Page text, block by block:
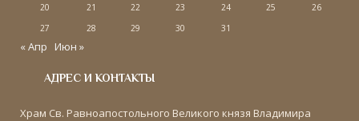
20
21 22 23 24 25
26
27
28 29 30 31
« Апр Июн »
АДРЕС И КОНТАКТЫ
Храм Св. Равноапостольного Великого князя Владимира